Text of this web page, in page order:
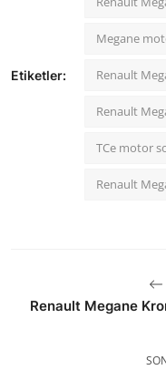
Etiketler:
Megane
Renault
Renault
TCe motor
Renault
Renault Megane